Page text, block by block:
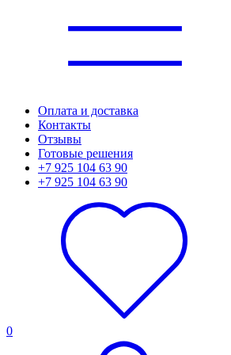
Оплата и доставка
Контакты
Отзывы
Готовые решения
+7 925 104 63 90
+7 925 104 63 90
0